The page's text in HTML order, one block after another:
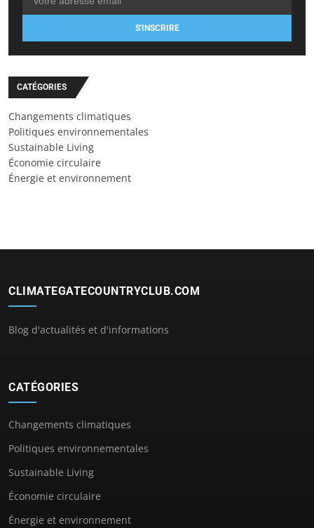
S'INSCRIRE
CATÉGORIES
Changements climatiques
Politiques environnementales
Sustainable Living
Économie circulaire
Énergie et environnement
CLIMATEGATECOUNTRYCLUB.COM
Blog d'actualités et d'informations
CATÉGORIES
Changements climatiques
Politiques environnementales
Sustainable Living
Économie circulaire
Énergie et environnement